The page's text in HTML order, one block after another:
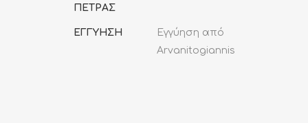
ΠΕΤΡΑΣ
ΕΓΓΥΗΣΗ
Εγγύηση από
Arvanitogiannis